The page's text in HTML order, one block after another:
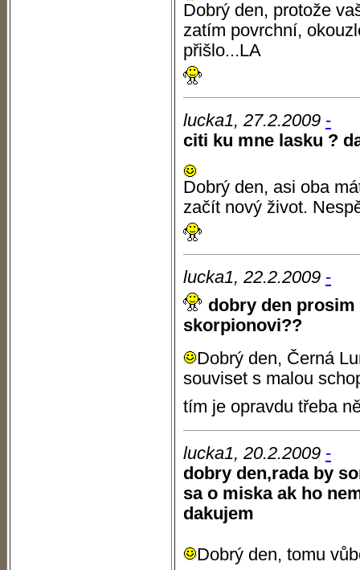
Dobrý den, protože
zatím povrchní,
přišlo...LA
lucka1, 27.2.2009 -
citi ku mne lasku ?
Dobrý den, asi oba
začít nový život.
lucka1, 22.2.2009 -
dobry den prosim
skorpionovi??
Dobrý den, Černá
souviset s malou
tím je opravdu třeba
lucka1, 20.2.2009 -
dobry den,rada by
sa o miska ak ho
dakujem
Dobrý den, tomu